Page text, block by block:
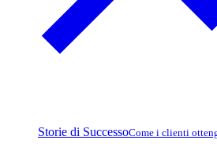
Storie di SuccessoCome i clienti